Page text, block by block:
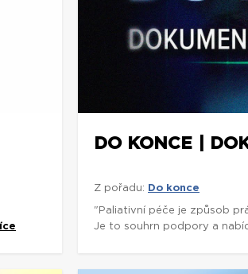
DO KONCE |
Z pořadu: Do konce
"Paliativní péče je způsob
Je to souhrn podpory a